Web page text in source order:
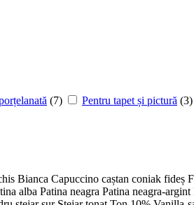
(7) Pentru tapet și pictură (3)
Bianca Capuccino caștan coniak fideș
alba Patina neagra Patina neagra-argint